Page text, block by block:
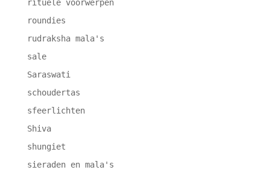
rituele voorwerpen
roundies
rudraksha mala's
sale
Saraswati
schoudertas
sfeerlichten
Shiva
shungiet
sieraden en mala's